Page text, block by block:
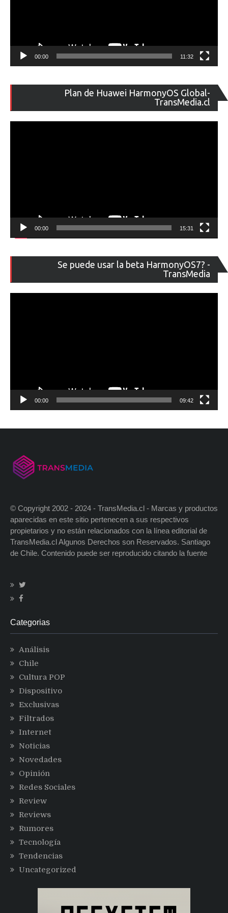
00:00 11:32
Plan de Huawei HarmonyOS Global-
TransMedia.cl
de
00:00 15:31
Se puede usar la beta HarmonyOS7? -
TransMedia
de
00:00 09:42
© Copyright 2002 - 2024 - TransMedia.cl - Marcas y productos
aparecidas en este sitio pertenecen a sus respectivos
propietarios y no están relacionados con la línea editorial de
TransMedia.cl Algunos Derechos son Reservados. Santiago
de Chile. Contenido puede ser reproducido citando la fuente
Categorias
Análisis
Chile
Cultura POP
Dispositivo
Exclusivas
Filtrados
Internet
Noticias
Novedades
Opinión
Redes Sociales
Review
Reviews
Rumores
Tecnología
Tendencias
Uncategorized